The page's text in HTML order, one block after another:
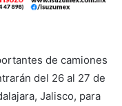
de camiones
del 26 al 27 de
Jalisco, para